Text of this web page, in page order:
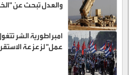
والعدل تبحث عن
عمل" لزعزعة